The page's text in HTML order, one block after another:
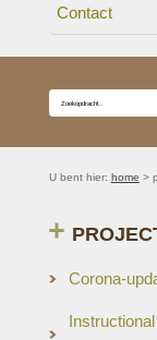
Contact
U bent hier: home >
Corona-